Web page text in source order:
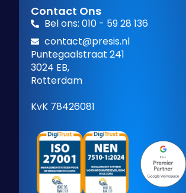
Contact Ons
Bel ons: 010 - 59 28 136
contact@presis.nl
Puntegaalstraat 241
3024 EB,
Rotterdam
KvK 78426081